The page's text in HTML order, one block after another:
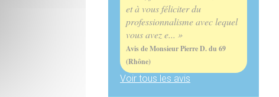
et à vous féliciter du
professionnalisme avec lequel
vous avez e... »
Avis de Monsieur Pierre D. du 69
(Rhône)
Voir tous les avis